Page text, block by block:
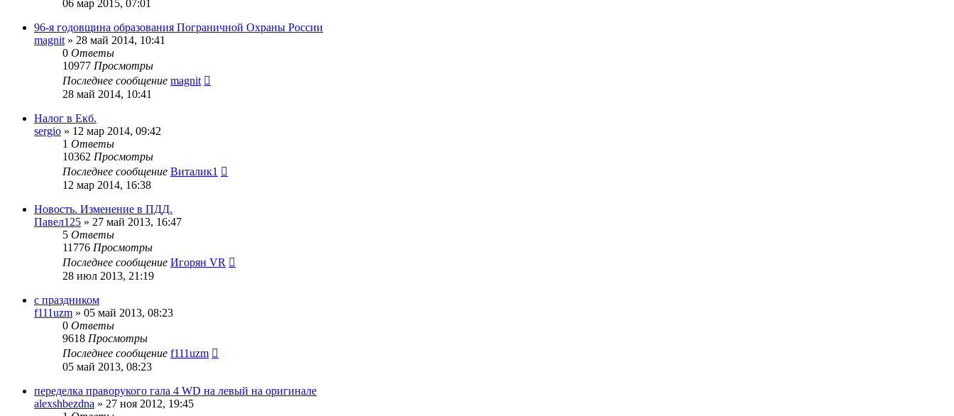
06 мар 2015, 07:01
96-я годовщина образования Пограничной Охраны России
magnit » 28 май 2014, 10:41
0 Ответы
10977 Просмотры
Последнее сообщение magnit
28 май 2014, 10:41
Налог в Екб.
sergio » 12 мар 2014, 09:42
1 Ответы
10362 Просмотры
Последнее сообщение Виталик1
12 мар 2014, 16:38
Новость. Изменение в ПДД.
Павел125 » 27 май 2013, 16:47
5 Ответы
11776 Просмотры
Последнее сообщение Игорян VR
28 июл 2013, 21:19
с праздником
f111uzm » 05 май 2013, 08:23
0 Ответы
9618 Просмотры
Последнее сообщение f111uzm
05 май 2013, 08:23
переделка праворукого гала 4 WD на левый на оригинале
alexshbezdna » 27 ноя 2012, 19:45